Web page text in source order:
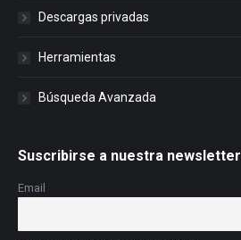
Descargas privadas
Herramientas
Búsqueda Avanzada
Suscribirse a nuestra newsletter
Email